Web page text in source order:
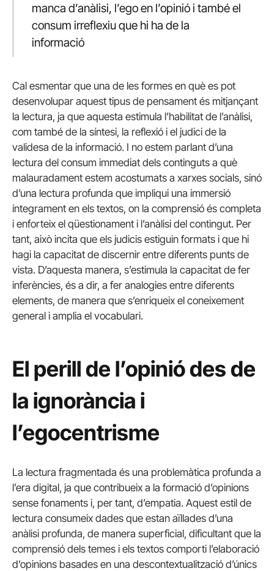
manca d’anàlisi, l’ego en l’opinió i també el
consum irreflexiu que hi ha de la
informació
Cal esmentar que una de les formes en què es pot
desenvolupar aquest tipus de pensament és mitjançant
la lectura, ja que aquesta estimula l’habilitat de l’anàlisi,
com també de la síntesi, la reflexió i el judici de la
validesa de la informació. I no estem parlant d’una
lectura del consum immediat dels continguts a què
malauradament estem acostumats a xarxes socials, sinó
d’una lectura profunda que impliqui una immersió
íntegrament en els textos, on la comprensió és completa
i enforteix el qüestionament i l’anàlisi del contingut. Per
tant, això incita que els judicis estiguin formats i que hi
hagi la capacitat de discernir entre diferents punts de
vista. D’aquesta manera, s’estimula la capacitat de fer
inferències, és a dir, a fer analogies entre diferents
elements, de manera que s’enriqueix el coneixement
general i amplia el vocabulari.
El perill de l’opinió des de
la ignorància i
l’egocentrisme
La lectura fragmentada és una problemàtica profunda a
l’era digital, ja que contribueix a la formació d’opinions
sense fonaments i, per tant, d’empatia. Aquest estil de
lectura consumeix dades que estan aïllades d’una
anàlisi profunda, de manera superficial, dificultant que la
comprensió dels temes i els textos comporti l’elaboració
d’opinions basades en una descontextualització d’únics